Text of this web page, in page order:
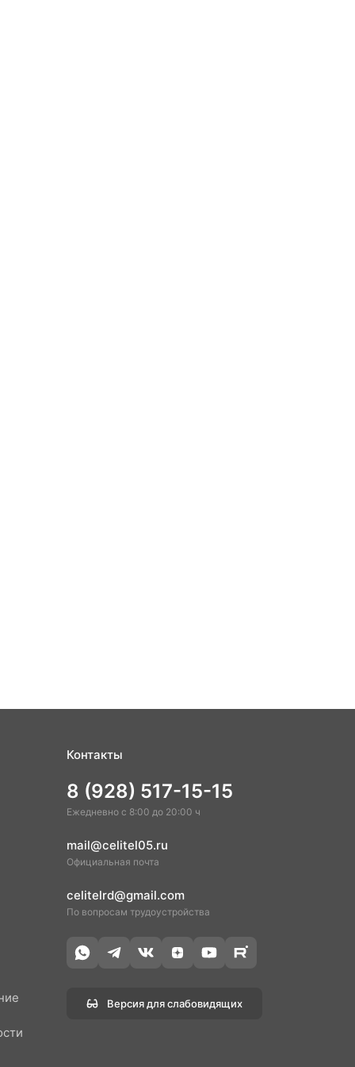
Контакты
8 (928) 517-15-15
Ежедневно с 8:00 до 20:00 ч
mail@celitel05.ru
Официальная почта
celitelrd@gmail.com
По вопросам трудоустройства
Версия для слабовидящих